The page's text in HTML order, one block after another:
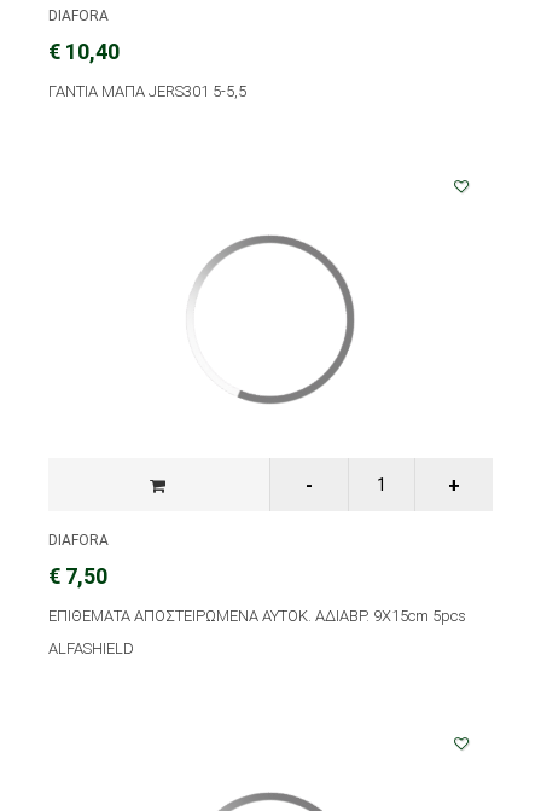
DIAFORA
€ 10,40
ΓΑΝΤΙΑ ΜΑΠΑ JERS301 5-5,5
DIAFORA
€ 7,50
ΕΠΙΘΕΜΑΤΑ ΑΠΟΣΤΕΙΡΩΜΕΝΑ ΑΥΤΟΚ. ΑΔΙΑΒΡ. 9Χ15cm 5pcs
ALFASHIELD